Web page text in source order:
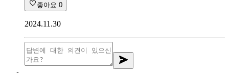
좋아요 0
2024.11.30